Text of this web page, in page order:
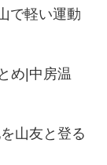
で軽い運動
め|中房温
山友と登る